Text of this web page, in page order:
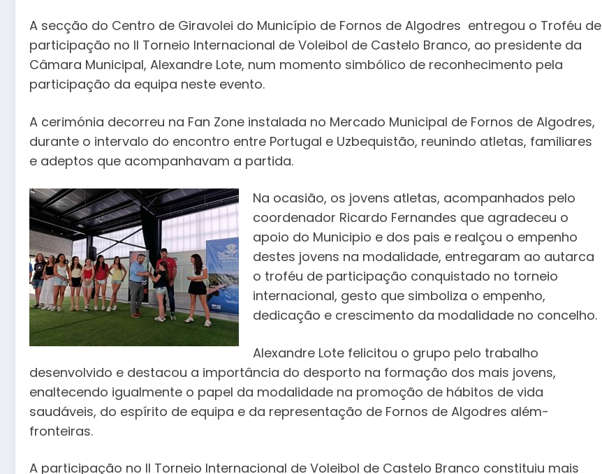
A secção do Centro de Giravolei do Município de Fornos de Algodres entregou o Troféu de
participação no II Torneio Internacional de Voleibol de Castelo Branco, ao presidente da
Câmara Municipal, Alexandre Lote, num momento simbólico de reconhecimento pela
participação da equipa neste evento.
A cerimónia decorreu na Fan Zone instalada no Mercado Municipal de Fornos de Algodres,
durante o intervalo do encontro entre Portugal e Uzbequistão, reunindo atletas, familiares
e adeptos que acompanhavam a partida.
Na ocasião, os jovens atletas, acompanhados pelo
coordenador Ricardo Fernandes que agradeceu o
apoio do Municipio e dos pais e realçou o empenho
destes jovens na modalidade, entregaram ao autarca
o troféu de participação conquistado no torneio
internacional, gesto que simboliza o empenho,
dedicação e crescimento da modalidade no concelho.
Alexandre Lote felicitou o grupo pelo trabalho
desenvolvido e destacou a importância do desporto na formação dos mais jovens,
enaltecendo igualmente o papel da modalidade na promoção de hábitos de vida
saudáveis, do espírito de equipa e da representação de Fornos de Algodres além-
fronteiras.
A participação no II Torneio Internacional de Voleibol de Castelo Branco constituiu mais